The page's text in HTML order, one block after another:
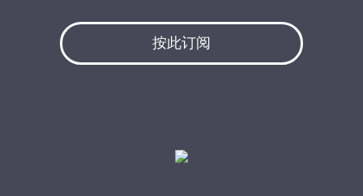
按此订阅